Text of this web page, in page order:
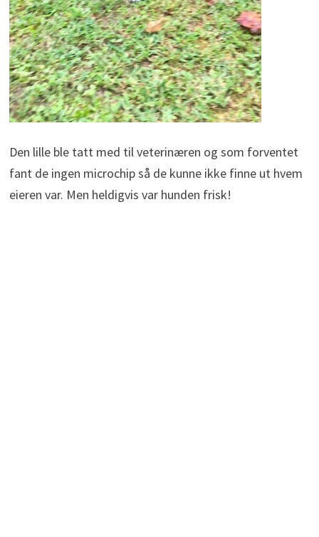
Den lille ble tatt med til veterinæren og som forventet
fant de ingen microchip så de kunne ikke finne ut hvem
eieren var. Men heldigvis var hunden frisk!